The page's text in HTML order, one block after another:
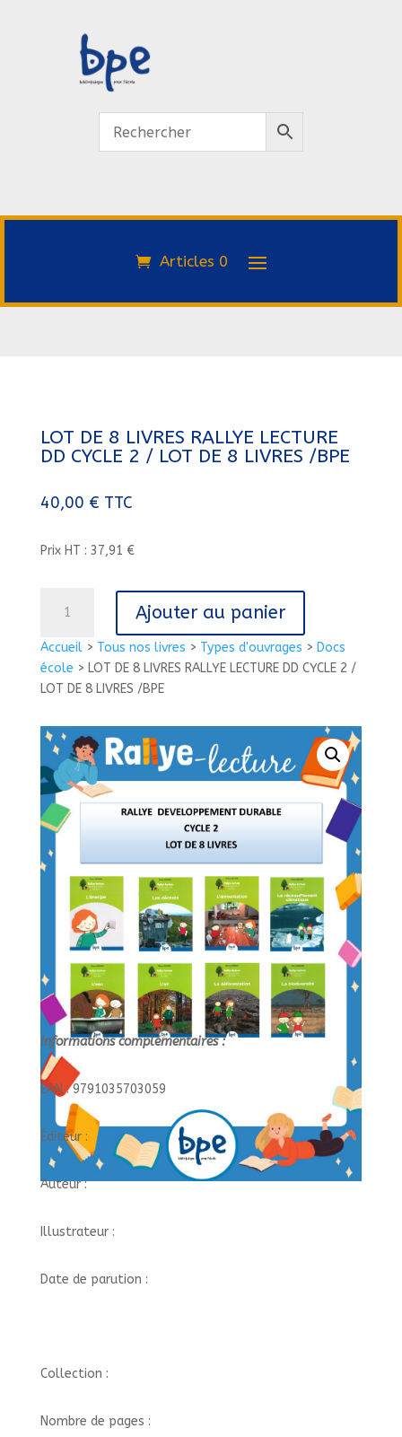
Articles 0
Accueil> Tous nos livres > Types d'ouvrages > Docs
école > LOT DE 8 LIVRES RALLYE LECTURE DD CYCLE 2 /
LOT DE 8 LIVRES /BPE
LOT DE 8 LIVRES RALLYE LECTURE
DD CYCLE 2 / LOT DE 8 LIVRES /BPE
40,00 € TTC
Prix HT : 37,91 €
LOT
DE
8
LECTURE
DD
CYCLE
/
DE
LIVRES
Ajouter au panier
Informations complémentaires :
EAN : 9791035703059
Éditeur :
Auteur :
Illustrateur :
Date de parution :
Collection :
Nombre de pages :